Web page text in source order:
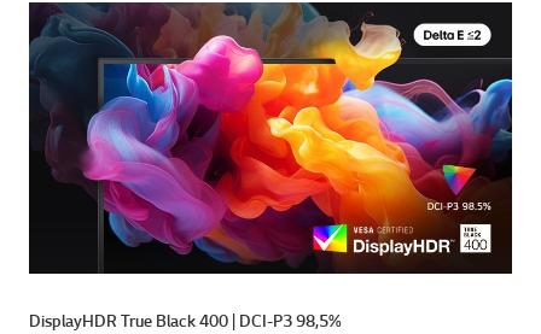
DisplayHDR True Black 400 | DCI-P3 98,5%